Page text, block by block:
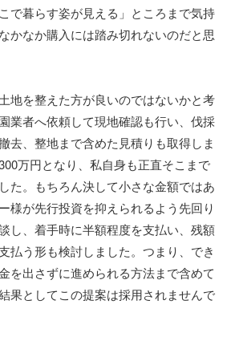
で暮らす姿が見える」ところまで気持
かなか購入には踏み切れないのだと思
地を整えた方が良いのではないかと考
業者へ依頼して現地確認も行い、伐採
去、整地まで含めた見積りも取得しま
万円となり、私自身も正直そこまで
た。もちろん決して小さな金額ではあ
様が先行投資を抑えられるよう先回り
し、着手時に半額程度を支払い、残額
払う形も検討しました。つまり、でき
を出さずに進められる方法まで含めて
果としてこの提案は採用されませんで